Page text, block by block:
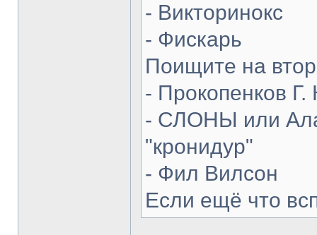
- Викторинокс
- Фискарь
Поищите на
- Прокопенков Г.
- СЛОНЫ или
"кронидур"
- Фил Вилсон
Если ещё что